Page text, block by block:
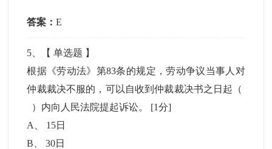
答案：E
5 、【单选题 】
根据《劳动法》第83条的规定，劳动争议当事人对
仲裁裁决不服的，可以自收到仲裁裁决书之日起（
）内向人民法院提起诉讼。 [1分]
A
15日
B 、30日